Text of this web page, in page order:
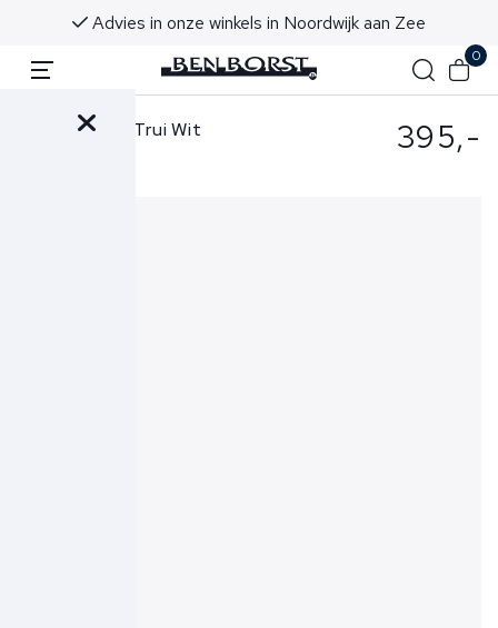
Advies in onze winkels in Noordwijk aan Zee
0
Stone Island Trui Wit 395,-